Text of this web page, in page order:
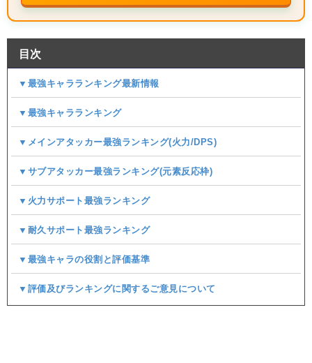
目次
▼最強キャラランキング最新情報
▼最強キャラランキング
▼メインアタッカー最強ランキング(火力/DPS)
▼サブアタッカー最強ランキング(元素反応枠)
▼火力サポート最強ランキング
▼耐久サポート最強ランキング
▼最強キャラの役割と評価基準
▼評価及びランキングに関するご意見について